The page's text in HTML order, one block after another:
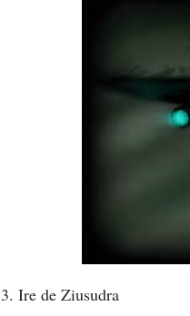
3. Ire de Ziusudra